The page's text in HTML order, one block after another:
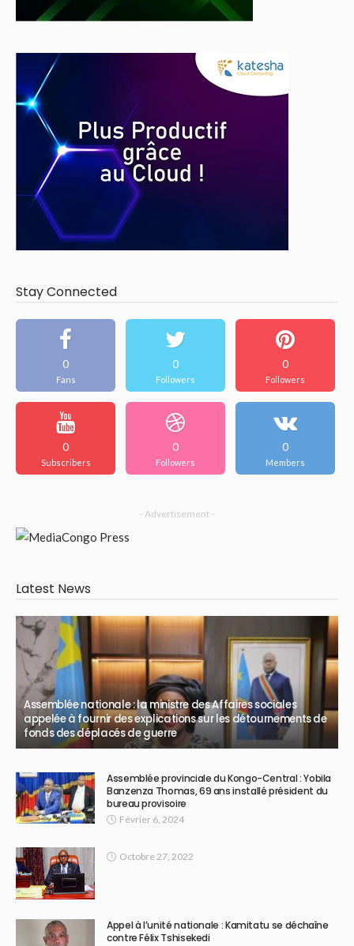
Stay Connected
0
Fans
0
Followers
0
Followers
0
Subscribers
0
Followers
0
Members
- Advertisement -
Latest News
Assemblée nationale : la ministre des Affaires sociales
appelée à fournir des explications sur les détournements de
fonds des déplacés de guerre
Assemblée provinciale du Kongo-Central : Yobila
Banzenza Thomas, 69 ans installé président du
bureau provisoire
Février 6, 2024
Octobre 27, 2022
Appel à l’unité nationale : Kamitatu se déchaîne
contre Félix Tshisekedi